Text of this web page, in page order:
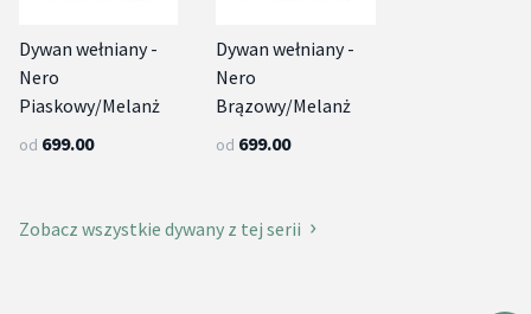
Dywan wełniany -
Nero
Piaskowy/Melanż
od 699.00
Dywan wełniany -
Nero
Brązowy/Melanż
od 699.00
Zobacz wszystkie dywany z tej serii